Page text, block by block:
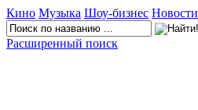
Кино Музыка Шоу-бизнес Новости
Расширенный поиск